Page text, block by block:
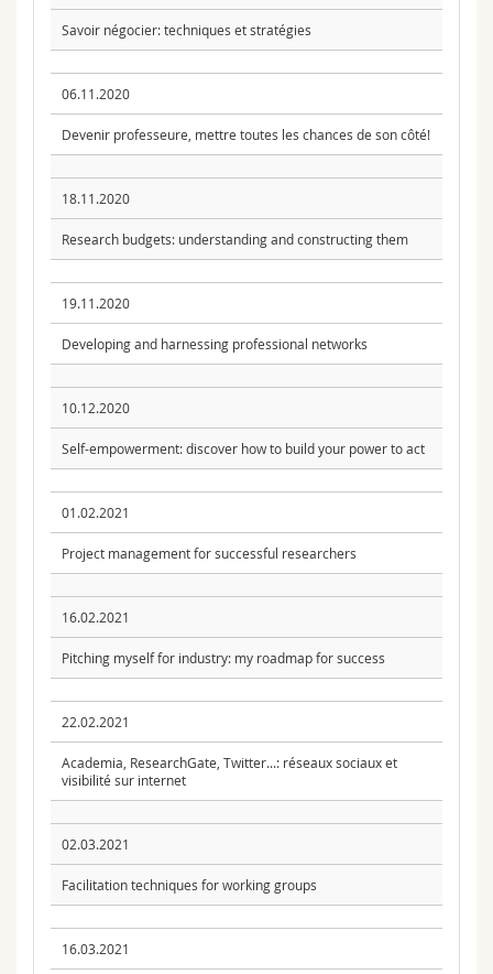
Savoir négocier: techniques et stratégies
06.11.2020
Devenir professeure, mettre toutes les chances de son côté!
18.11.2020
Research budgets: understanding and constructing them
19.11.2020
Developing and harnessing professional networks
10.12.2020
Self-empowerment: discover how to build your power to act
01.02.2021
Project management for successful researchers
16.02.2021
Pitching myself for industry: my roadmap for success
22.02.2021
Academia, ResearchGate, Twitter...: réseaux sociaux et
visibilité sur internet
02.03.2021
Facilitation techniques for working groups
16.03.2021